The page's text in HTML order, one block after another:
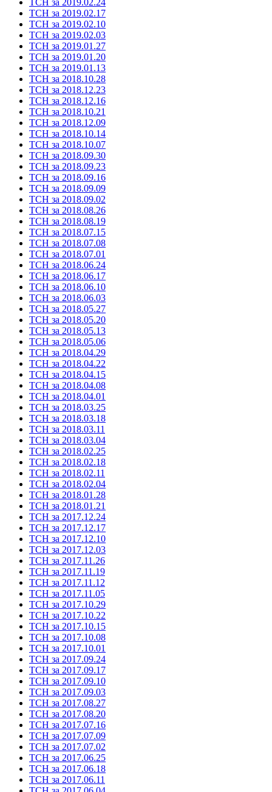
ТСН за 2019.02.17
ТСН за 2019.02.10
ТСН за 2019.02.03
ТСН за 2019.01.27
ТСН за 2019.01.20
ТСН за 2019.01.13
ТСН за 2018.10.28
ТСН за 2018.12.23
ТСН за 2018.12.16
ТСН за 2018.10.21
ТСН за 2018.12.09
ТСН за 2018.10.14
ТСН за 2018.10.07
ТСН за 2018.09.30
ТСН за 2018.09.23
ТСН за 2018.09.16
ТСН за 2018.09.09
ТСН за 2018.09.02
ТСН за 2018.08.26
ТСН за 2018.08.19
ТСН за 2018.07.15
ТСН за 2018.07.08
ТСН за 2018.07.01
ТСН за 2018.06.24
ТСН за 2018.06.17
ТСН за 2018.06.10
ТСН за 2018.06.03
ТСН за 2018.05.27
ТСН за 2018.05.20
ТСН за 2018.05.13
ТСН за 2018.05.06
ТСН за 2018.04.29
ТСН за 2018.04.22
ТСН за 2018.04.15
ТСН за 2018.04.08
ТСН за 2018.04.01
ТСН за 2018.03.25
ТСН за 2018.03.18
ТСН за 2018.03.11
ТСН за 2018.03.04
ТСН за 2018.02.25
ТСН за 2018.02.18
ТСН за 2018.02.11
ТСН за 2018.02.04
ТСН за 2018.01.28
ТСН за 2018.01.21
ТСН за 2017.12.24
ТСН за 2017.12.17
ТСН за 2017.12.10
ТСН за 2017.12.03
ТСН за 2017.11.26
ТСН за 2017.11.19
ТСН за 2017.11.12
ТСН за 2017.11.05
ТСН за 2017.10.29
ТСН за 2017.10.22
ТСН за 2017.10.15
ТСН за 2017.10.08
ТСН за 2017.10.01
ТСН за 2017.09.24
ТСН за 2017.09.17
ТСН за 2017.09.10
ТСН за 2017.09.03
ТСН за 2017.08.27
ТСН за 2017.08.20
ТСН за 2017.07.16
ТСН за 2017.07.09
ТСН за 2017.07.02
ТСН за 2017.06.25
ТСН за 2017.06.18
ТСН за 2017.06.11